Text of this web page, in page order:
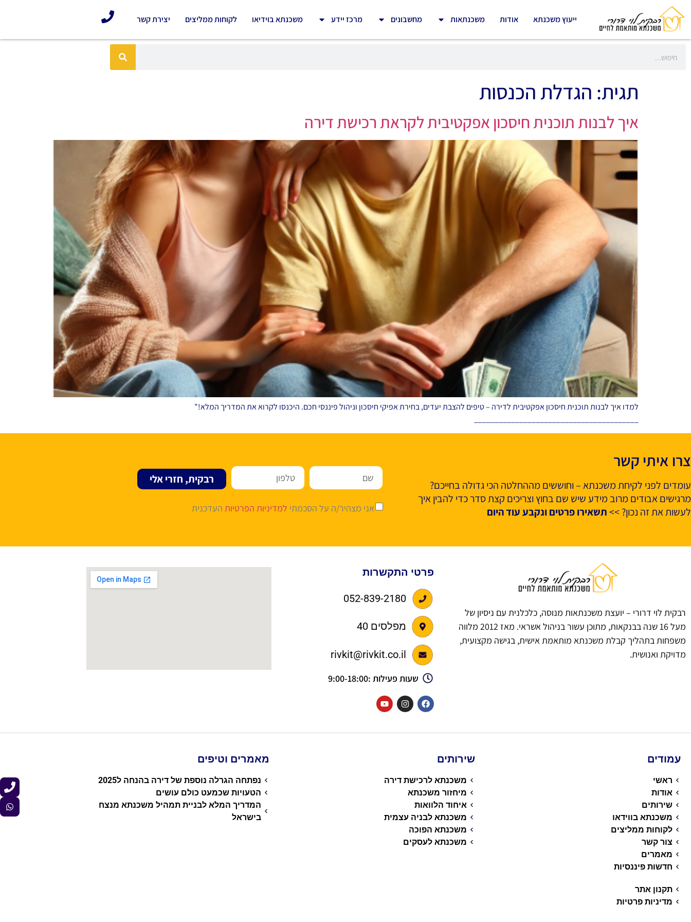
ייעוץ משכנתא אודות משכנתאות מחשבונים מרכז יידע משכנתא בוידיאו לקוחות ממליצים יצירת קשר
תגית: הגדלת הכנסות
איך לבנות תוכנית חיסכון אפקטיבית לקראת רכישת דירה
למדו איך לבנות תוכנית חיסכון אפקטיבית לדירה – טיפים להצבת יעדים, בחירת אפיקי חיסכון וניהול פיננסי חכם. היכנסו לקרוא את המדריך המלא!"
צרו איתי קשר
עומדים לפני לקיחת משכנתא – וחוששים מההחלטה הכי גדולה בחייכם?
מרגישים אבודים מרוב מידע שיש שם בחוץ וצריכים קצת סדר כדי להבין איך
לעשות את זה נכון? >>תשאירו פרטים ונקבע עוד היום אני מצהיר/ה על הסכמתי למדיניות הפרטיות העדכנית
רבקית, חזרי אלי
רבקית לוי דרורי – יועצת משכנתאות מנוסה, כלכלנית עם ניסיון של
מעל 16 שנה בבנקאות, מתוכן עשור בניהול אשראי. מאז 2012 מלווה
משפחות בתהליך קבלת משכנתא מותאמת אישית, בגישה מקצועית,
מדויקת ואנושית.
פרטי התקשרות
052-839-2180
מפלסים 40
rivkit@rivkit.co.il
שעות פעילות :9:00-18:00
עמודים
ראשי
אודות
שירותים
משכנתא בווידאו
לקוחות ממליצים
צור קשר
מאמרים
חדשות פיננסיות
תקנון אתר
מדיניות פרטיות
שירותים
משכנתא לרכישת דירה
מיחזור משכנתא
איחוד הלוואות
משכנתא לבניה עצמית
משכנתא הפוכה
משכנתא לעסקים
מאמרים וטיפים
נפתחה הגרלה נוספת של דירה בהנחה ל2025
הטעויות שכמעט כולם עושים
המדריך המלא לבניית תמהיל משכנתא מנצח
בישראל